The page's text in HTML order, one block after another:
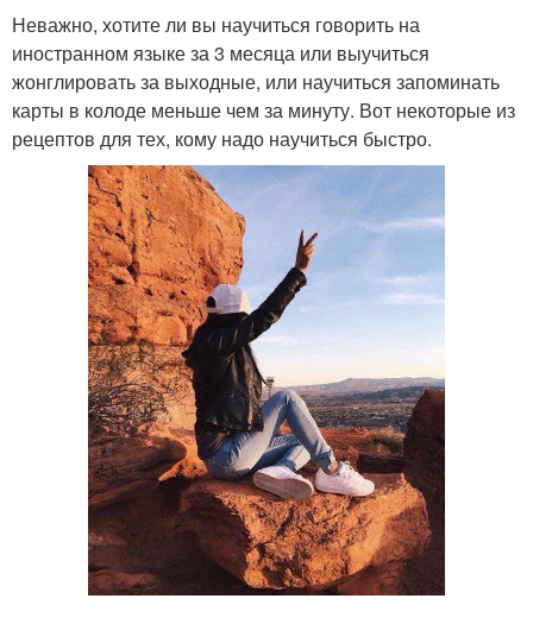
Неважно, хотите ли вы научиться говорить на
иностранном языке за 3 месяца или выучиться
жонглировать за выходные, или научиться запоминать
карты в колоде меньше чем за минуту. Вот некоторые из
рецептов для тех, кому надо научиться быстро.